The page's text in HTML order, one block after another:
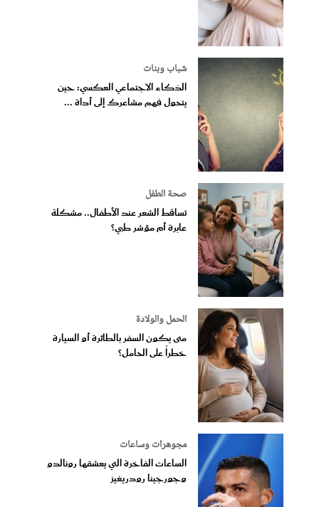
شباب وبنات
الذكاء الاجتماعي العكسي: حين
يتحول فهم مشاعرك إلى أداة ...
صحة الطفل
تساقط الشعر عند الأطفال.. مشكلة
عابرة أم مؤشر طبي؟
الحمل والولادة
متى يكون السفر بالطائرة أو السيارة
خطراً على الحامل؟
مجوهرات وساعات
الساعات الفاخرة التي يعشقها رونالدو
وجورجينا رودريغيز